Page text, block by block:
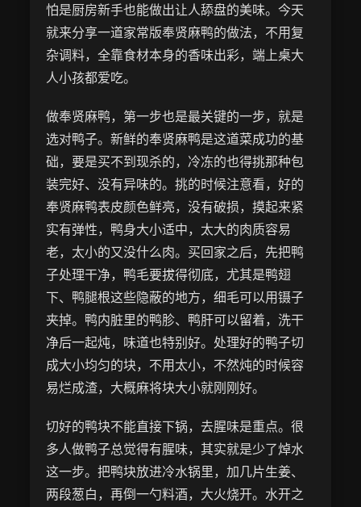
怕是厨房新手也能做出让人舔盘的美味。今天
就来分享一道家常版奉贤麻鸭的做法，不用复
杂调料，全靠食材本身的香味出彩，端上桌大
人小孩都爱吃。
做奉贤麻鸭，第一步也是最关键的一步，就是
选对鸭子。新鲜的奉贤麻鸭是这道菜成功的基
础，要是买不到现杀的，冷冻的也得挑那种包
装完好、没有异味的。挑的时候注意看，好的
奉贤麻鸭表皮颜色鲜亮，没有破损，摸起来紧
实有弹性，鸭身大小适中，太大的肉质容易
老，太小的又没什么肉。买回家之后，先把鸭
子处理干净，鸭毛要拔得彻底，尤其是鸭翅
下、鸭腿根这些隐蔽的地方，细毛可以用镊子
夹掉。鸭内脏里的鸭胗、鸭肝可以留着，洗干
净后一起炖，味道也特别好。处理好的鸭子切
成大小均匀的块，不用太小，不然炖的时候容
易烂成渣，大概麻将块大小就刚刚好。
切好的鸭块不能直接下锅，去腥味是重点。很
多人做鸭子总觉得有腥味，其实就是少了焯水
这一步。把鸭块放进冷水锅里，加几片生姜、
两段葱白，再倒一勺料酒，大火烧开。水开之